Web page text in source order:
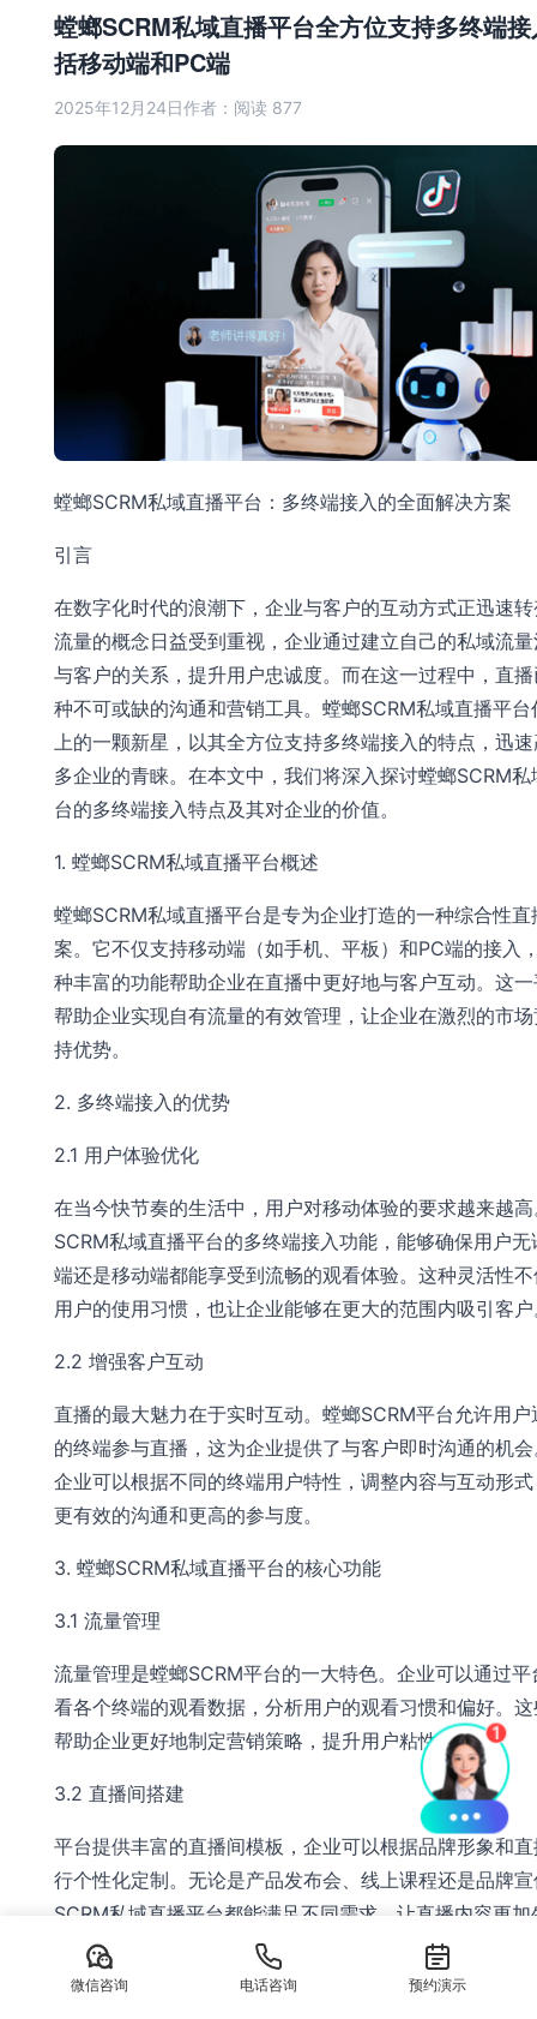
螳螂SCRM私域直播平台全方位支持多终端
括移动端和PC端
2025年12月24日作者： 阅读 877
螳螂SCRM私域直播平台：多终端接入的全面解决方案
引言
在数字化时代的浪潮下，企业与客户的互动方式正迅速
流量的概念日益受到重视，企业通过建立自己的私域流
与客户的关系，提升用户忠诚度。而在这一过程中，直
种不可或缺的沟通和营销工具。螳螂SCRM私域直播平台
上的一颗新星，以其全方位支持多终端接入的特点，迅
多企业的青睐。在本文中，我们将深入探讨螳螂SCRM私
台的多终端接入特点及其对企业的价值。
1. 螳螂SCRM私域直播平台概述
螳螂SCRM私域直播平台是专为企业打造的一种综合性直
案。它不仅支持移动端（如手机、平板）和PC端的接入
种丰富的功能帮助企业在直播中更好地与客户互动。这
帮助企业实现自有流量的有效管理，让企业在激烈的市
持优势。
2. 多终端接入的优势
2.1 用户体验优化
在当今快节奏的生活中，用户对移动体验的要求越来越
SCRM私域直播平台的多终端接入功能，能够确保用户无
端还是移动端都能享受到流畅的观看体验。这种灵活性
用户的使用习惯，也让企业能够在更大的范围内吸引客
2.2 增强客户互动
直播的最大魅力在于实时互动。螳螂SCRM平台允许用户
的终端参与直播，这为企业提供了与客户即时沟通的机
企业可以根据不同的终端用户特性，调整内容与互动形
更有效的沟通和更高的参与度。
3. 螳螂SCRM私域直播平台的核心功能
3.1 流量管理
流量管理是螳螂SCRM平台的一大特色。企业可以通过平
看各个终端的观看数据，分析用户的观看习惯和偏好。
帮助企业更好地制定营销策略，提升用户粘性。
3.2 直播间搭建
平台提供丰富的直播间模板，企业可以根据品牌形象和
行个性化定制。无论是产品发布会、线上课程还是品牌
SCRM私域直播平台都能满足不同需求，让直播内容更加
引人。
3.3 用户画像分析
微信咨询 电话咨询 预约演示